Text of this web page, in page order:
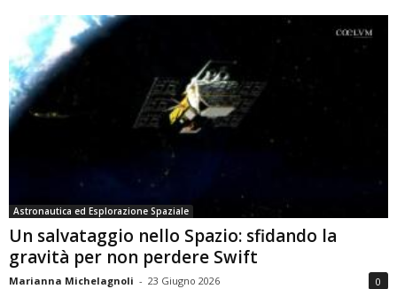
Astronautica ed Esplorazione Spaziale
Un salvataggio nello Spazio: sfidando la
gravità per non perdere Swift
Marianna Michelagnoli - 23 Giugno 2026 0